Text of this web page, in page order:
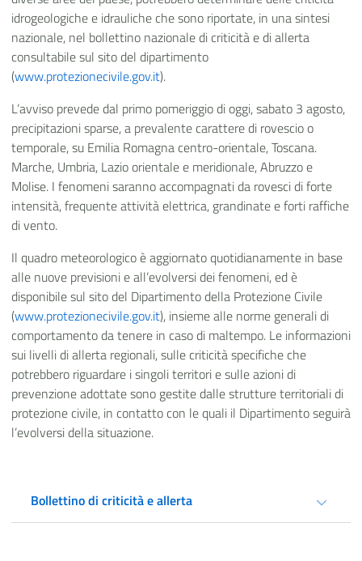
idrogeologiche e idrauliche che sono riportate, in una sintesi
nazionale, nel bollettino nazionale di criticità e di allerta
consultabile sul sito del dipartimento
(www.protezionecivile.gov.it).
L’avviso prevede dal primo pomeriggio di oggi, sabato 3 agosto,
precipitazioni sparse, a prevalente carattere di rovescio o
temporale, su Emilia Romagna centro-orientale, Toscana.
Marche, Umbria, Lazio orientale e meridionale, Abruzzo e
Molise. I fenomeni saranno accompagnati da rovesci di forte
intensità, frequente attività elettrica, grandinate e forti raffiche
di vento.
Il quadro meteorologico è aggiornato quotidianamente in base
alle nuove previsioni e all’evolversi dei fenomeni, ed è
disponibile sul sito del Dipartimento della Protezione Civile
(www.protezionecivile.gov.it), insieme alle norme generali di
comportamento da tenere in caso di maltempo. Le informazioni
sui livelli di allerta regionali, sulle criticità specifiche che
potrebbero riguardare i singoli territori e sulle azioni di
prevenzione adottate sono gestite dalle strutture territoriali di
protezione civile, in contatto con le quali il Dipartimento seguirà
l’evolversi della situazione.
Bollettino di criticità e allerta